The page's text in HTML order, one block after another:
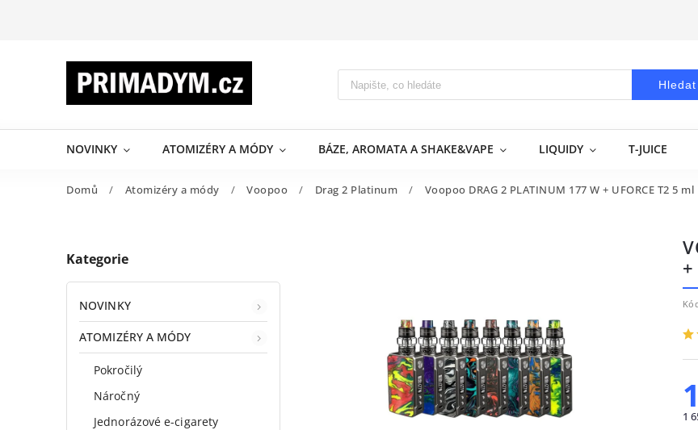
Hledat
NOVINKY ATOMIZÉRY A MÓDY BÁZE, AROMATA A SHAKE&VAPE LIQUIDY T-JUICE
Domů / Atomizéry a módy / Voopoo / Drag 2 Platinum / Voopoo DRAG 2 PLATINUM 177 W + UFORCE T2 5 ml
Kategorie
NOVINKY
ATOMIZÉRY A MÓDY
Pokročilý
Náročný
Jednorázové e-cigarety
1